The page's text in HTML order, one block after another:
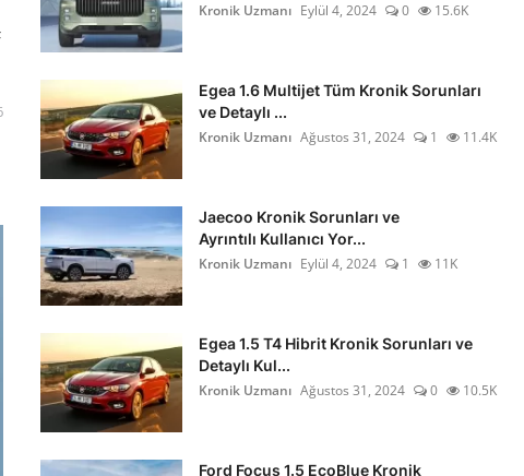
Kronik Uzmanı Eylül 4, 2024 0 15.6K
Egea 1.6 Multijet Tüm Kronik Sorunları
ve Detaylı ...
Kronik Uzmanı Ağustos 31, 2024 1 11.4K
Jaecoo Kronik Sorunları ve
Ayrıntılı Kullanıcı Yor...
Kronik Uzmanı Eylül 4, 2024 1 11K
Egea 1.5 T4 Hibrit Kronik Sorunları ve
Detaylı Kul...
Kronik Uzmanı Ağustos 31, 2024 0 10.5K
Ford Focus 1.5 EcoBlue Kronik